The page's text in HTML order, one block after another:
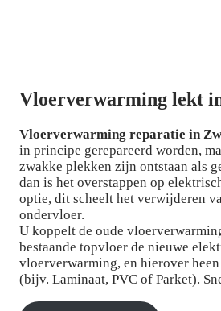
Vloerverwarming lekt
Vloerverwarming reparatie in
in principe gerepareerd worden,
zwakke plekken zijn ontstaan als
dan is het overstappen op
optie, dit scheelt het verwijderen
ondervloer.
U koppelt de oude
bestaande topvloer de nieuwe
vloerverwarming, en hierover
(bijv. Laminaat, PVC of Parket).